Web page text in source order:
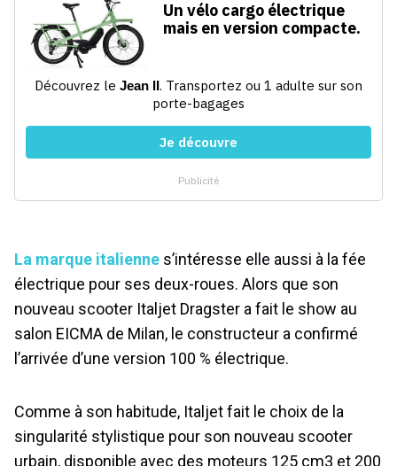
La marque italienne s’intéresse elle aussi à la fée
électrique pour ses deux-roues. Alors que son
nouveau scooter Italjet Dragster a fait le show au
salon EICMA de Milan, le constructeur a confirmé
l’arrivée d’une version 100 % électrique.
Comme à son habitude, Italjet fait le choix de la
singularité stylistique pour son nouveau scooter
urbain, disponible avec des moteurs 125 cm3 et 200